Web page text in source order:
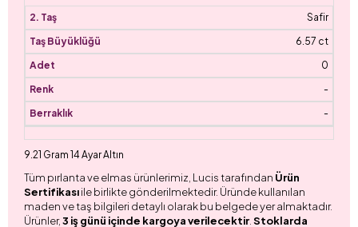
Safir
6.57 ct
0
-
-
9.21 Gram 14 Ayar Altın
Tüm pırlanta ve elmas ürünlerimiz, Lucis tarafından Ürün
Sertifikasıile birlikte gönderilmektedir. Üründe kullanılan
maden ve taş bilgileri detaylı olarak bu belgede yer almaktadır.
Ürünler,3 iş günü içinde kargoya verilecektir. Stoklarda